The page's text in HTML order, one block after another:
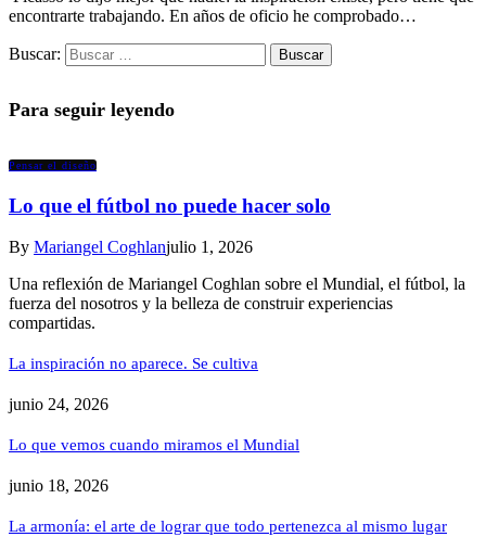
encontrarte trabajando. En años de oficio he comprobado…
Buscar:
Para seguir leyendo
Pensar el diseño
Lo que el fútbol no puede hacer solo
By Mariangel Coghlanjulio 1, 2026
Una reflexión de Mariangel Coghlan sobre el Mundial, el fútbol, la
fuerza del nosotros y la belleza de construir experiencias
compartidas.
La inspiración no aparece. Se cultiva
junio 24, 2026
Lo que vemos cuando miramos el Mundial
junio 18, 2026
La armonía: el arte de lograr que todo pertenezca al mismo lugar